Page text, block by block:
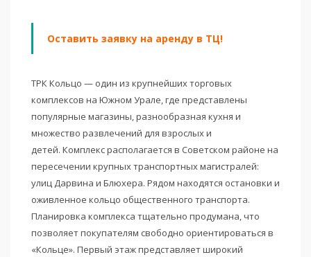
Оставить заявку на аренду в ТЦ!
ТРК Кольцо — один из крупнейших торговых
комплексов на Южном Урале, где представлены
популярные магазины, разнообразная кухня и
множество развлечений для взрослых и
детей. Комплекс располагается в Советском районе на
пересечении крупных транспортных магистралей:
улиц Дарвина и Блюхера. Рядом находятся остановки и
оживленное кольцо общественного транспорта.
Планировка комплекса тщательно продумана, что
позволяет покупателям свободно ориентироваться в
«Кольце». Первый этаж представляет широкий